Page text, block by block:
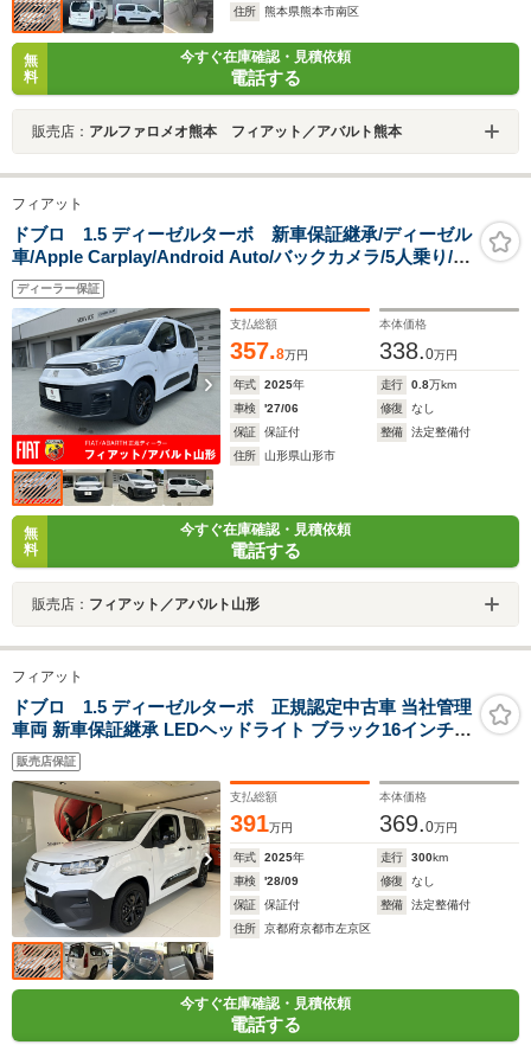
住所
熊本県熊本市南区
無
料
今すぐ在庫確認・見積依頼
電話する
販売店： アルファロメオ熊本 フィアット／アバルト熊本
フィアット
ドブロ 1.5 ディーゼルターボ 新車保証継承/ディーゼル
車/Apple Carplay/Android Auto/バックカメラ/5人乗り/マ
イナーチェンジ前/ETC/前後ドライブレコーダー
ディーラー保証
支払総額
357.8万円
本体価格
338.0万円
年式 2025年 走行 0.8万km
車検
'27/06 修復
なし
保証
保証付 整備
法定整備付
住所
山形県山形市
無
料
今すぐ在庫確認・見積依頼
電話する
販売店： フィアット／アバルト山形
フィアット
ドブロ 1.5 ディーゼルターボ 正規認定中古車 当社管理
車両 新車保証継承 LEDヘッドライト ブラック16インチア
ルミホイール 両側スライドドア Apple Car Play/Android
Auto対応 ステアリングヒーター ACC LPA BSM
販売店保証
支払総額
391万円
本体価格
369.0万円
年式 2025年 走行 300km
車検
'28/09 修復
なし
保証
保証付 整備
法定整備付
住所
京都府京都市左京区
今すぐ在庫確認・見積依頼
電話する